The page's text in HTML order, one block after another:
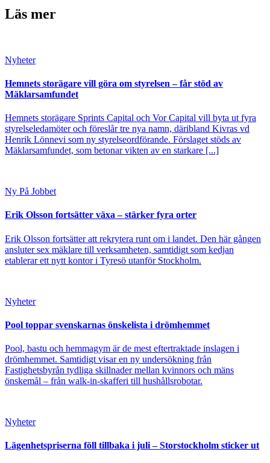
Läs mer
Nyheter
Hemnets storägare vill göra om styrelsen – får stöd av
Mäklarsamfundet
Hemnets storägare Sprints Capital och Vor Capital vill byta ut fyra
styrelseledamöter och föreslår tre nya namn, däribland Kivras vd
Henrik Lönnevi som ny styrelseordförande. Förslaget stöds av
Mäklarsamfundet, som betonar vikten av en starkare [...]
Ny På Jobbet
Erik Olsson fortsätter växa – stärker fyra orter
Erik Olsson fortsätter att rekrytera runt om i landet. Den här gången
ansluter sex mäklare till verksamheten, samtidigt som kedjan
etablerar ett nytt kontor i Tyresö utanför Stockholm.
Nyheter
Pool toppar svenskarnas önskelista i drömhemmet
Pool, bastu och hemmagym är de mest eftertraktade inslagen i
drömhemmet. Samtidigt visar en ny undersökning från
Fastighetsbyrån tydliga skillnader mellan kvinnors och mäns
önskemål – från walk-in-skafferi till hushållsrobotar.
Nyheter
Lägenhetspriserna föll tillbaka i juli – Storstockholm sticker ut